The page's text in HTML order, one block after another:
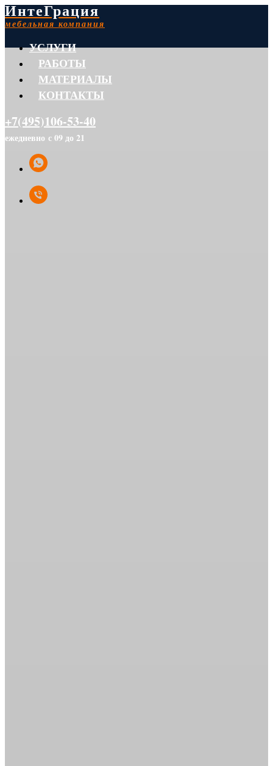
ИнтеГрация
мебельная компания
УСЛУГИ
РАБОТЫ
МАТЕРИАЛЫ
КОНТАКТЫ
+7(495)106-53-40
ежедневно с 09 до 21